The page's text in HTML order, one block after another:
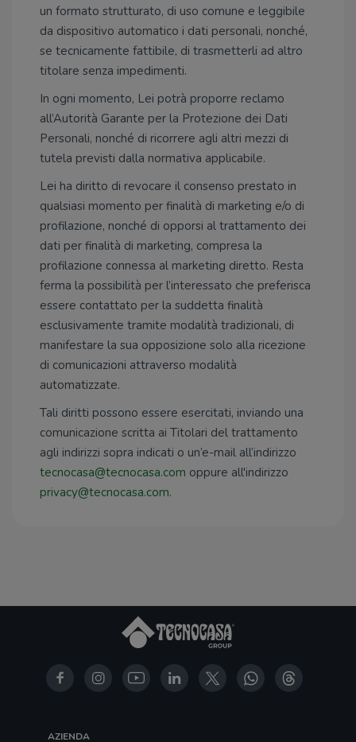
un formato strutturato, di uso comune e leggibile
da dispositivo automatico i dati personali, nonché,
se tecnicamente fattibile, di trasmetterli ad altro
titolare senza impedimenti.
In ogni momento, Lei potrà proporre reclamo
all’Autorità Garante per la Protezione dei Dati
Personali, nonché di ricorrere agli altri mezzi di
tutela previsti dalla normativa applicabile.
Lei ha diritto di revocare il consenso prestato in
qualsiasi momento per finalità di marketing e/o di
profilazione, nonché di opporsi al trattamento dei
dati per finalità di marketing, compresa la
profilazione connessa al marketing diretto. Resta
ferma la possibilità per l’interessato che preferisca
essere contattato per la suddetta finalità
esclusivamente tramite modalità tradizionali, di
manifestare la sua opposizione solo alla ricezione
di comunicazioni attraverso modalità
automatizzate.
Tali diritti possono essere esercitati, inviando una
comunicazione scritta ai Titolari del trattamento
agli indirizzi sopra indicati o un’e-mail all’indirizzo
tecnocasa@tecnocasa.com oppure all'indirizzo
privacy@tecnocasa.com.
AZIENDA